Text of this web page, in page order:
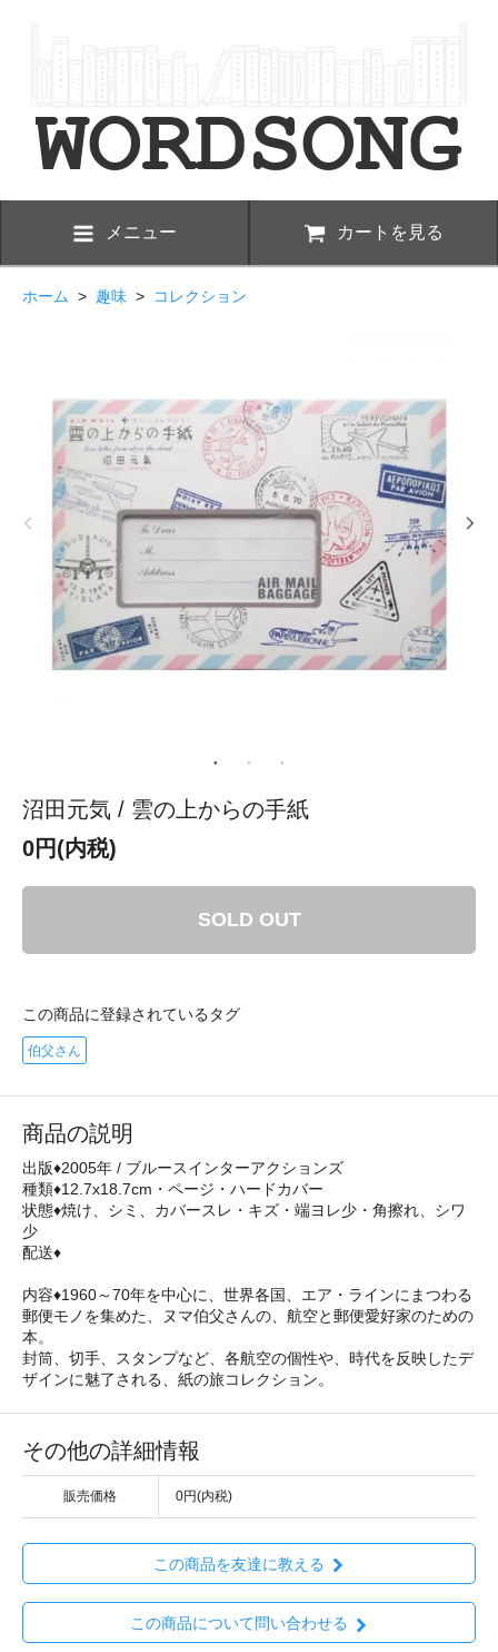
メニュー カートを見る
ホーム > 趣味 > コレクション
沼田元気 / 雲の上からの手紙
0円(内税)
SOLD OUT
この商品に登録されているタグ
伯父さん
商品の説明
出版♦2005年 / ブルースインターアクションズ
種類♦12.7x18.7cm・ページ・ハードカバー
状態♦焼け、シミ、カバースレ・キズ・端ヨレ少・角擦れ、シワ
少
配送♦
内容♦1960～70年を中心に、世界各国、エア・ラインにまつわる
郵便モノを集めた、ヌマ伯父さんの、航空と郵便愛好家のための
本。
封筒、切手、スタンプなど、各航空の個性や、時代を反映したデ
ザインに魅了される、紙の旅コレクション。
その他の詳細情報
販売価格 0円(内税)
この商品を友達に教える
この商品について問い合わせる